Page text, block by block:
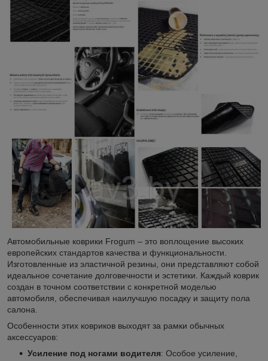
Автомобильные коврики Frogum – это воплощение высоких
европейских стандартов качества и функциональности.
Изготовленные из эластичной резины, они представляют собой
идеальное сочетание долговечности и эстетики. Каждый коврик
создан в точном соответствии с конкретной моделью
автомобиля, обеспечивая наилучшую посадку и защиту пола
салона.
Особенности этих ковриков выходят за рамки обычных
аксессуаров:
Усиление под ногами водителя: Особое усиление,